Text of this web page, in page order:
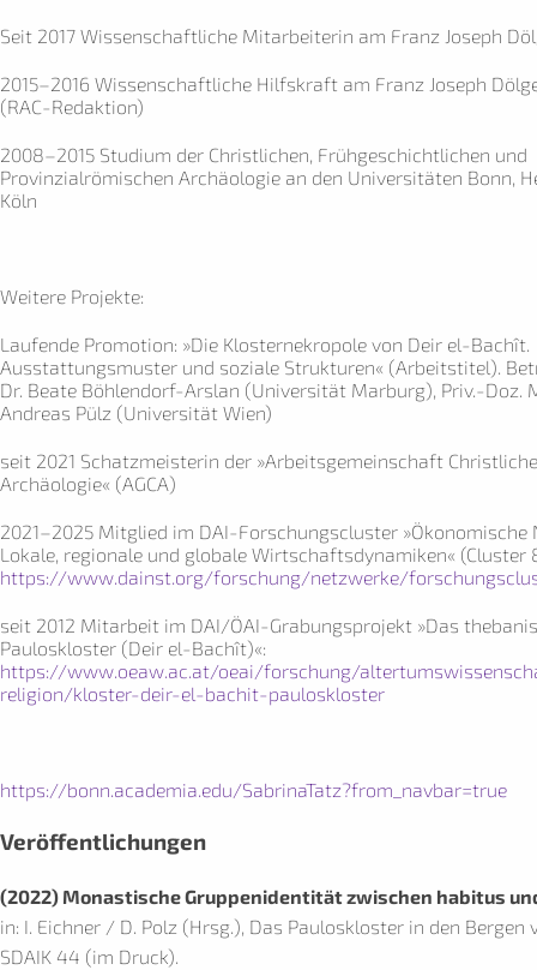
Seit 2017 Wissenschaftliche Mitarbeiterin am Franz Joseph
2015–2016 Wissenschaftliche Hilfskraft am Franz Joseph
(RAC-Redaktion)
2008–2015 Studium der Christlichen, Frühgeschichtlichen und
Provinzialrömischen Archäologie an den Universitäten Bonn,
Köln
Weitere Projekte:
Laufende Promotion: »Die Klosternekropole von Deir el-Bachît.
Ausstattungsmuster und soziale Strukturen« (Arbeitstitel).
Dr. Beate Böhlendorf-Arslan (Universität Marburg), Priv.-Doz.
Andreas Pülz (Universität Wien)
seit 2021 Schatzmeisterin der »Arbeitsgemeinschaft Christliche
Archäologie« (AGCA)
2021–2025 Mitglied im DAI-Forschungscluster »Ökonomische
Lokale, regionale und globale Wirtschaftsdynamiken« (Cluster
https://www.dainst.org/forschung/netzwerke/
seit 2012 Mitarbeit im DAI/ÖAI-Grabungsprojekt »Das
Pauloskloster (Deir el-Bachît)«:
https://www.oeaw.ac.at/oeai/forschung/
religion/kloster-deir-el-bachit-pauloskloster
https://bonn.academia.edu/SabrinaTatz?from_navbar=true
Veröffentlichungen
(2022) Monastische Gruppenidentität zwischen habitus
in: I. Eichner / D. Polz (Hrsg.), Das Pauloskloster in den Bergen
SDAIK 44 (im Druck).